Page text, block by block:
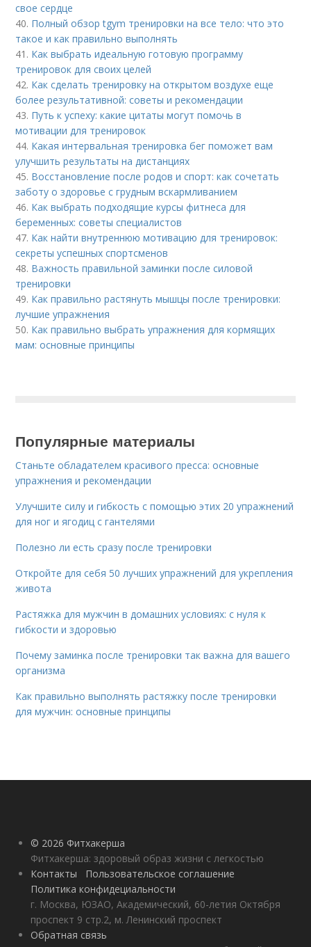
свое сердце
40. Полный обзор tgym тренировки на все тело: что это
такое и как правильно выполнять
41. Как выбрать идеальную готовую программу
тренировок для своих целей
42. Как сделать тренировку на открытом воздухе еще
более результативной: советы и рекомендации
43. Путь к успеху: какие цитаты могут помочь в
мотивации для тренировок
44. Какая интервальная тренировка бег поможет вам
улучшить результаты на дистанциях
45. Восстановление после родов и спорт: как сочетать
заботу о здоровье с грудным вскармливанием
46. Как выбрать подходящие курсы фитнеса для
беременных: советы специалистов
47. Как найти внутреннюю мотивацию для тренировок:
секреты успешных спортсменов
48. Важность правильной заминки после силовой
тренировки
49. Как правильно растянуть мышцы после тренировки:
лучшие упражнения
50. Как правильно выбрать упражнения для кормящих
мам: основные принципы
Популярные материалы
Станьте обладателем красивого пресса: основные
упражнения и рекомендации
Улучшите силу и гибкость с помощью этих 20 упражнений
для ног и ягодиц с гантелями
Полезно ли есть сразу после тренировки
Откройте для себя 50 лучших упражнений для укрепления
живота
Растяжка для мужчин в домашних условиях: с нуля к
гибкости и здоровью
Почему заминка после тренировки так важна для вашего
организма
Как правильно выполнять растяжку после тренировки
для мужчин: основные принципы
© 2026 Фитхакерша
Фитхакерша: здоровый образ жизни с легкостью
Контакты
Пользовательское соглашение
Политика конфидециальности
г. Москва, ЮЗАО, Академический, 60-летия Октября
проспект 9 стр.2, м. Ленинский проспект
Обратная связь